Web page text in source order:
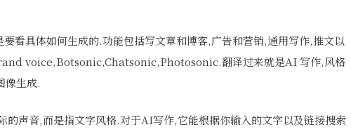
要看具体如何生成的.功能包括写文章和博客,广告和营销,通用写作,推文以
voice,Botsonic,Chatsonic,Photosonic.翻译过来就是AI 写作,风格
像生成.
声音,而是指文字风格.对于AI写作,它能根据你输入的文字以及链接搜索